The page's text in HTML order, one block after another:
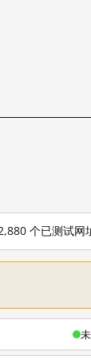
个已测试网